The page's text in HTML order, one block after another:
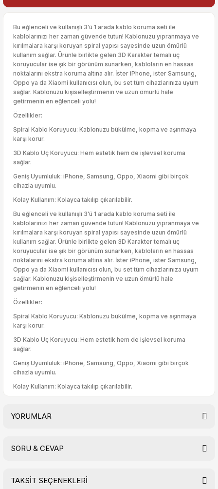
Bu eğlenceli ve kullanışlı 3'ü 1 arada kablo koruma seti ile
kablolarınızı her zaman güvende tutun! Kablonuzu yıpranmaya ve
kırılmalara karşı koruyan spiral yapısı sayesinde uzun ömürlü
kullanım sağlar. Ürünle birlikte gelen 3D Karakter temalı uç
koruyucular ise şık bir görünüm sunarken, kabloların en hassas
noktalarını ekstra koruma altına alır. İster iPhone, ister Samsung,
Oppo ya da Xiaomi kullanıcısı olun, bu set tüm cihazlarınıza uyum
sağlar. Kablonuzu kişiselleştirmenin ve uzun ömürlü hale
getirmenin en eğlenceli yolu!
Özellikler:
Spiral Kablo Koruyucu: Kablonuzu bükülme, kopma ve aşınmaya
karşı korur.
3D Kablo Uç Koruyucu: Hem estetik hem de işlevsel koruma
sağlar.
Geniş Uyumluluk: iPhone, Samsung, Oppo, Xiaomi gibi birçok
cihazla uyumlu.
Kolay Kullanım: Kolayca takılıp çıkarılabilir.
Bu eğlenceli ve kullanışlı 3'ü 1 arada kablo koruma seti ile
kablolarınızı her zaman güvende tutun! Kablonuzu yıpranmaya ve
kırılmalara karşı koruyan spiral yapısı sayesinde uzun ömürlü
kullanım sağlar. Ürünle birlikte gelen 3D Karakter temalı uç
koruyucular ise şık bir görünüm sunarken, kabloların en hassas
noktalarını ekstra koruma altına alır. İster iPhone, ister Samsung,
Oppo ya da Xiaomi kullanıcısı olun, bu set tüm cihazlarınıza uyum
sağlar. Kablonuzu kişiselleştirmenin ve uzun ömürlü hale
getirmenin en eğlenceli yolu!
Özellikler:
Spiral Kablo Koruyucu: Kablonuzu bükülme, kopma ve aşınmaya
karşı korur.
3D Kablo Uç Koruyucu: Hem estetik hem de işlevsel koruma
sağlar.
Geniş Uyumluluk: iPhone, Samsung, Oppo, Xiaomi gibi birçok
cihazla uyumlu.
Kolay Kullanım: Kolayca takılıp çıkarılabilir.
YORUMLAR
SORU & CEVAP
TAKSİT SEÇENEKLERİ